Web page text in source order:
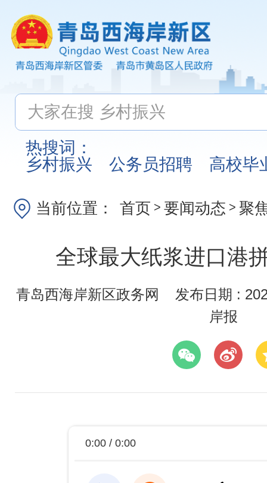
热搜词：
乡村振兴
公务员招聘 高校毕
当前位置： 首页 > 要闻动态 > 聚
全球最大纸浆进口港
青岛西海岸新区政务网
发布日期 :
岸报
0:00 / 0:00